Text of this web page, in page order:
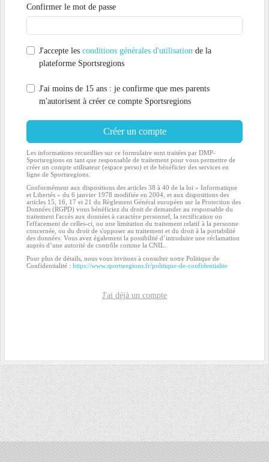
Confirmer le mot de passe
J'accepte les conditions générales d'utilisation de la
plateforme Sportsregions
J'ai moins de 15 ans : je confirme que mes parents
m'autorisent à créer ce compte Sportsregions
Créer un compte
Les informations recueillies sur ce formulaire sont traitées par DMP-
Sportsregions en tant que responsable de traitement pour vous permettre de
créer un compte utilisateur (espace perso) et de bénéficier des services en
ligne de Sportsregions.
Conformément aux dispositions des articles 38 à 40 de la loi « Informatique
et Libertés » du 6 janvier 1978 modifiée en 2004, et aux dispositions des
articles 15, 16, 17 et 21 du Règlement Général européen sur la Protection des
Données (RGPD) vous bénéficiez du droit de demander au responsable du
traitement l'accès aux données à caractère personnel, la rectification ou
l'effacement de celles-ci, ou une limitation du traitement relatif à la personne
concernée, ou du droit de s'opposer au traitement et du droit à la portabilité
des données. Vous avez également la possibilité d’introduire une réclamation
auprès d’une autorité de contrôle comme la CNIL.
Pour plus de détails, nous vous invitons à consulter notre Politique de
Confidentialité : https://www.sportsregions.fr/politique-de-confidentialite
J'ai déjà un compte